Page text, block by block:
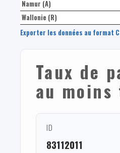
Namur (A)
Wallonie (R)
Exporter les données au format
Taux de
au
ID
83112011